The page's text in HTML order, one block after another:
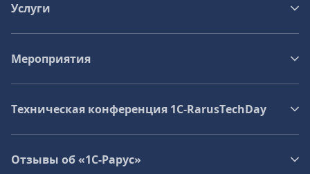
Услуги
Мероприятия
Техническая конференция 1C‑RarusTechDay
Отзывы об «1С-Рарус»